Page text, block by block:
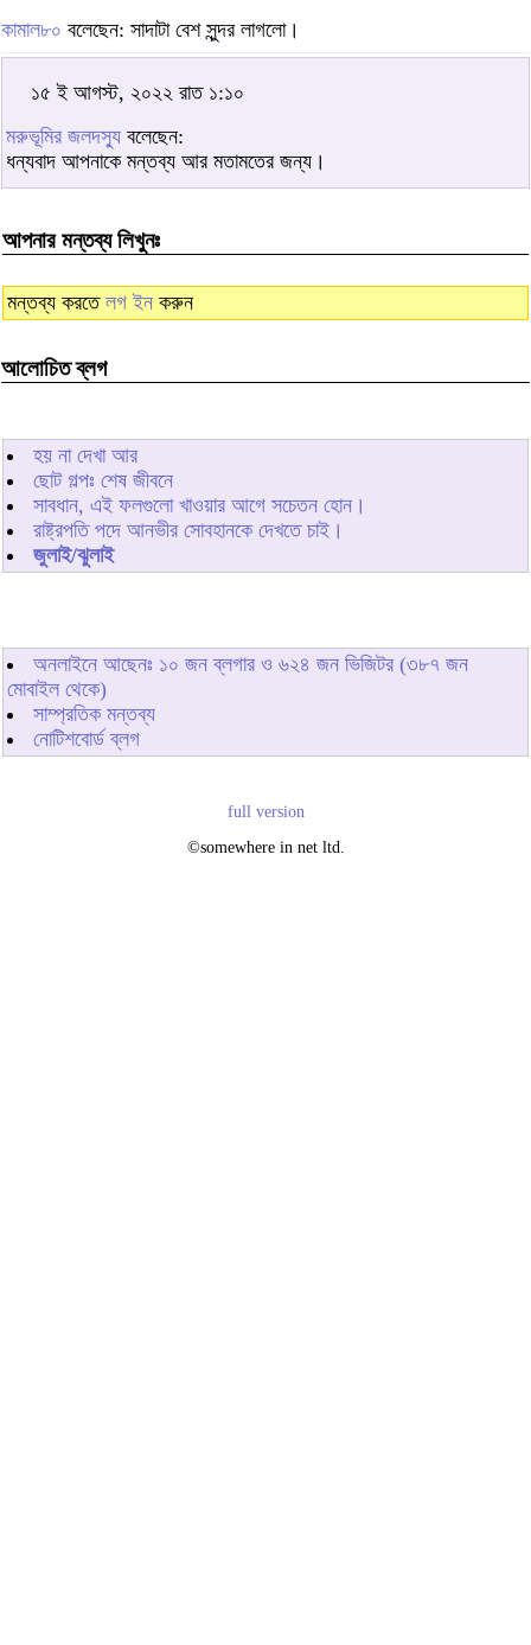
কামাল৮০ বলেছেন: সাদাটা বেশ সুন্দর লাগলো।
১৫ ই আগস্ট, ২০২২ রাত ১:১০
মরুভূমির জলদস্যু বলেছেন:
ধন্যবাদ আপনাকে মন্তব্য আর মতামতের জন্য।
আপনার মন্তব্য লিখুনঃ
মন্তব্য করতে লগ ইন করুন
আলোচিত ব্লগ
হয় না দেখা আর
ছোট গল্পঃ শেষ জীবনে
সাবধান, এই ফলগুলো খাওয়ার আগে সচেতন হোন।
রাষ্ট্রপতি পদে আনভীর সোবহানকে দেখতে চাই।
জুলাই/ঝুলাই
অনলাইনে আছেনঃ ১০ জন ব্লগার ও ৬২৪ জন ভিজিটর (৩৮৭ জন
মোবাইল থেকে)
সাম্প্রতিক মন্তব্য
নোটিশবোর্ড ব্লগ
full version
©somewhere in net ltd.